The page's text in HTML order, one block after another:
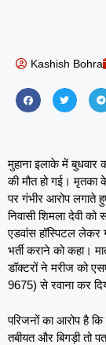
Kashish Bohra
मुहाना इलाके में बुधवार
की मौत हो गई।
पर गंभीर आरोप लगाते
निवासी शिमला देवी
एडवांस हॉस्पिटल
भर्ती कराने को कहा।
डॉक्टरों ने मरीज को
9675) से रवाना कर
परिजनों का आरोप है
तबीयत और बिगड़ी तो